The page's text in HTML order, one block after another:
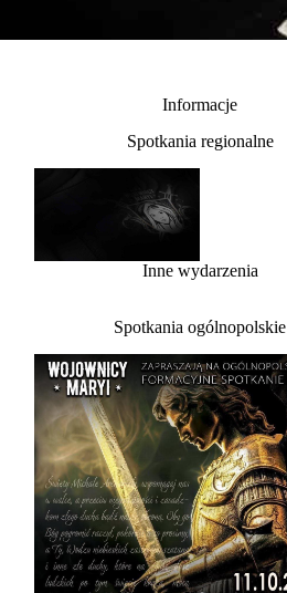
Informacje
Spotkania regionalne
Inne wydarzenia
Spotkania ogólnopolskie